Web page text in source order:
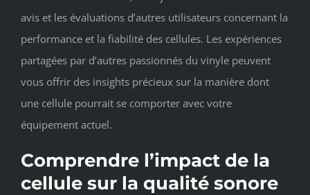
avis et les évaluations d’autres utilisateurs concernant la
performance et la fiabilité des cellules. Les expériences
partagées par d’autres passionnés du vinyle peuvent
vous offrir des insights précieux sur la manière dont
une cellule pourrait se comporter avec votre
équipement actuel.
Comprendre l’impact de la
cellule sur la qualité sonore